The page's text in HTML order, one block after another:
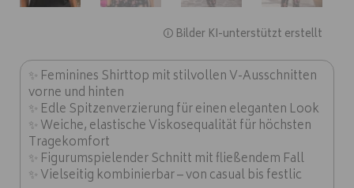
🛈 Bilder KI-unterstützt erstellt
✨ Feminines Shirttop mit stilvollen V-Ausschnitten
vorne und hinten
✨ Edle Spitzenverzierung für einen eleganten Look
✨ Weiche, elastische Viskosequalität für höchsten
Tragekomfort
✨ Figurumspielender Schnitt mit fließendem Fall
✨ Vielseitig kombinierbar – von casual bis festlic